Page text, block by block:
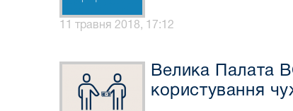
11 травня 2018, 17:12
Велика Палата
користування